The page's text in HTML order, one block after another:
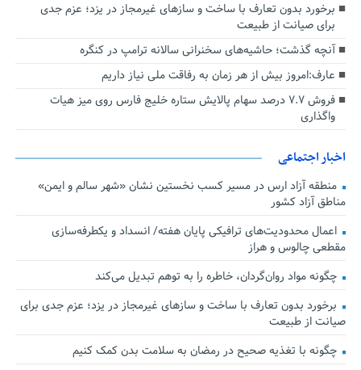
برخورد بدون تعارف با ساخت‌ و سازهای غیرمجاز در یزد؛ عزم جدی
برای صیانت از طبیعت
آنچه گذشت؛ حاشیه‌های سخنرانی سالانه ترامپ در کنگره
عارف:امروز بیش از هر زمان به رفاقت ملی نیاز داریم
فروش ۷.۷ درصد سهام پالایش ستاره خلیج فارس روی میز هیات
واگذاری
اخبار اجتماعی
منطقه آزاد ارس در مسیر کسب نخستین نشان «شهر سالم و ایمن»
مناطق آزاد کشور
اعمال محدودیت‌های ترافیکی پایان هفته/ انسداد و یکطرفه‌سازی
مقطعی چالوس و هراز
چگونه مواد روان‌گردان، خاطره را به توهم تبدیل می‌کند
برخورد بدون تعارف با ساخت‌ و سازهای غیرمجاز در یزد؛ عزم جدی برای
صیانت از طبیعت
چگونه با تغذیه صحیح در رمضان به سلامت بدن کمک کنیم